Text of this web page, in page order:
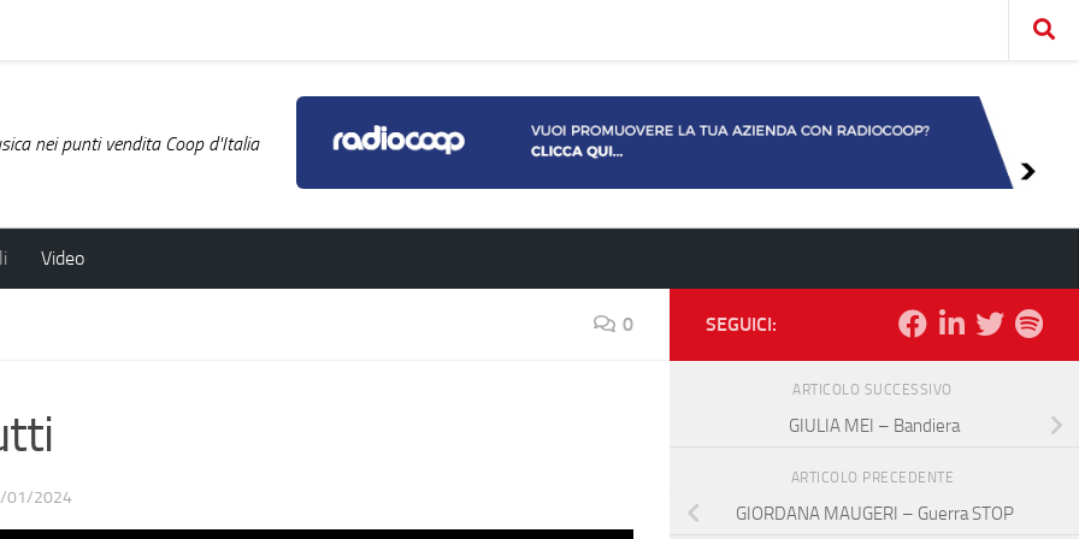
nei punti vendita Coop d'Italia
Video
0
01/2024
SEGUICI:
ARTICOLO SUCCESSIVO
GIULIA MEI – Bandiera
ARTICOLO PRECEDENTE
GIORDANA MAUGERI – Guerra STOP